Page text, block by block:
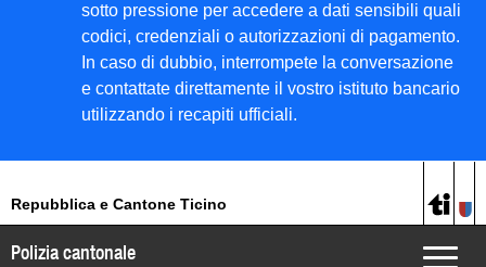
sotto pressione per accedere a dati sensibili quali
codici, credenziali o autorizzazioni di pagamento.
In caso di dubbio, interrompete la conversazione
e contattate direttamente il vostro istituto bancario
utilizzando i recapiti ufficiali.
Repubblica e Cantone Ticino
Toggle
Polizia cantonale